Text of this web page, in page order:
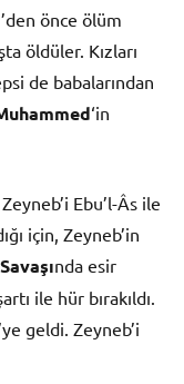
önce ölüm
öldüler. Kızları
de babalarından
‘in
Ebu’l-Âs ile
için, Zeyneb’in
nda esir
ile hür bırakıldı.
geldi. Zeyneb’i